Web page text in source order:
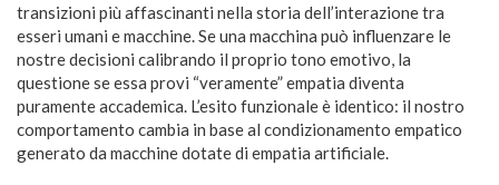
transizioni più affascinanti nella storia dell’interazione tra
esseri umani e macchine. Se una macchina può influenzare le
nostre decisioni calibrando il proprio tono emotivo, la
questione se essa provi “veramente” empatia diventa
puramente accademica. L’esito funzionale è identico: il nostro
comportamento cambia in base al condizionamento empatico
generato da macchine dotate di empatia artificiale.